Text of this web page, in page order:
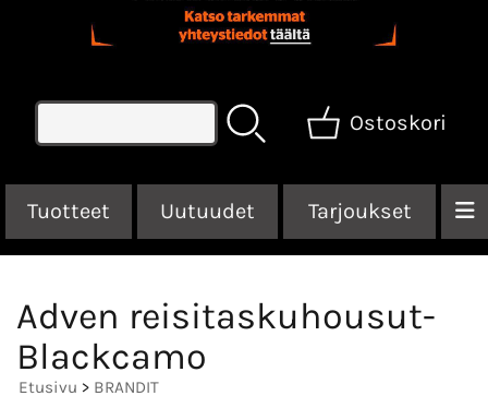
Ostoskori
Tuotteet Uutuudet Tarjoukset
Adven reisitaskuhousut-
Blackcamo
Etusivu > BRANDIT